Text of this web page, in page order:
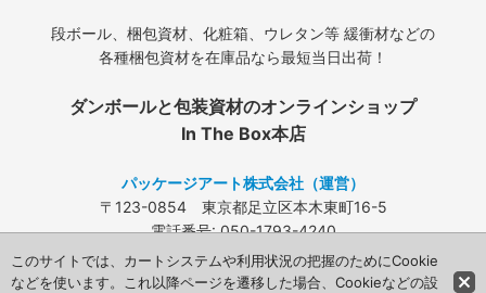
段ボール、梱包資材、化粧箱、ウレタン等 緩衝材などの
各種梱包資材を在庫品なら最短当日出荷！
ダンボールと包装資材のオンラインショップ
In The Box本店
パッケージアート株式会社（運営）
〒123-0854 東京都足立区本木東町16-5
電話番号: 050-1793-4240
FAX: 03-3840-4424
メールアドレス:info@packageart.co.jp
このサイトでは、カートシステムや利用状況の把握のためにCookie
などを使います。これ以降ページを遷移した場合、Cookieなどの設